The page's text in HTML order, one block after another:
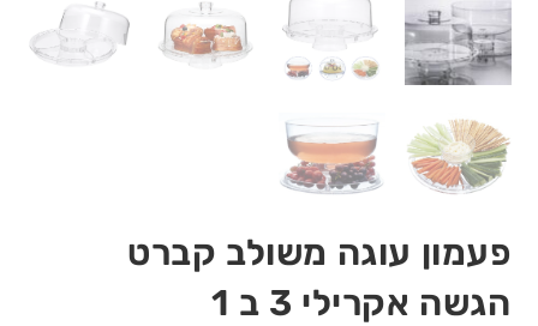
פעמון עוגה משולב קברט
הגשה אקרילי 3 ב 1